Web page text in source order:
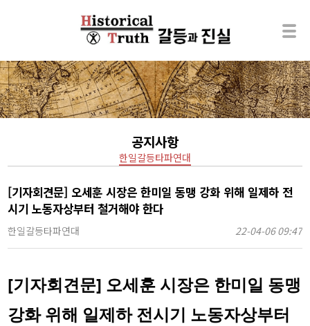
공지사항
한일갈등타파연대
[기자회견문] 오세훈 시장은 한미일 동맹 강화 위해 일제하 전
시기 노동자상부터 철거해야 한다
한일갈등타파연대 22-04-06 09:47
[기자회견문] 오세훈 시장은 한미일 동맹
강화 위해 일제하 전시기 노동자상부터